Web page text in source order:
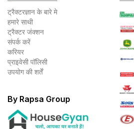
ट्रैक्टरज्ञान के बारे मे
हमारे साथी
ट्रैक्टर जंक्शन
संपर्क करें
करियर
प्राइवेसी पॉलिसी
उपयोग की शर्तें
By Rapsa Group